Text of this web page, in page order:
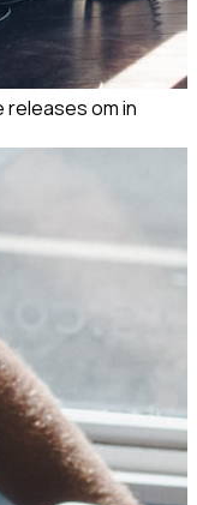
releases om in